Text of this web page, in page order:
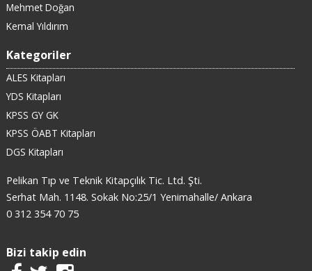
Mehmet Doğan
Kemal Yıldırım
Kategoriler
ALES Kitapları
YDS Kitapları
KPSS GY GK
KPSS ÖABT Kitapları
DGS Kitapları
Pelikan Tıp ve Teknik Kitapçılık Tic. Ltd. Şti.
Serhat Mah. 1148. Sokak No:25/1 Yenimahalle/ Ankara
0 312 354 70 75
Bizi takip edin